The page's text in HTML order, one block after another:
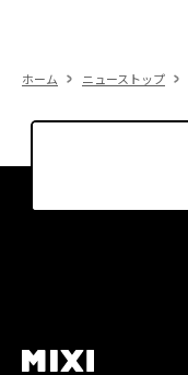
ホーム ニューストップ